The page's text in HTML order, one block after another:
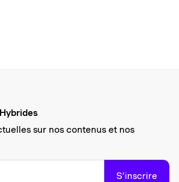
sur nos contenus et nos
S’inscrire